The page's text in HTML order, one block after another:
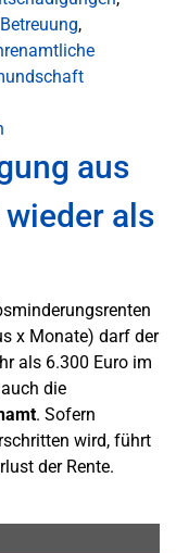
Betreuung,
aus
als
x Monate) darf der
als 6.300 Euro im
die
. Sofern
wird, führt
der Rente.